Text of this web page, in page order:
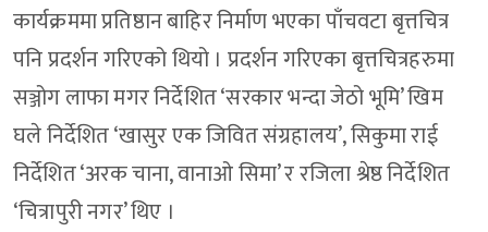
कार्यक्रममा प्रतिष्ठान बाहिर निर्माण भएका पाँचवटा बृत्तचित्र
पनि प्रदर्शन गरिएको थियो । प्रदर्शन गरिएका बृत्तचित्रहरुमा
सञ्जोग लाफा मगर निर्देशित ‘सरकार भन्दा जेठो भूमि’ खिम
घले निर्देशित ‘खासुर एक जिवित संग्रहालय’, सिकुमा राई
निर्देशित ‘अरक चाना, वानाओ सिमा’ र रजिला श्रेष्ठ निर्देशित
‘चित्रापुरी नगर’ थिए ।